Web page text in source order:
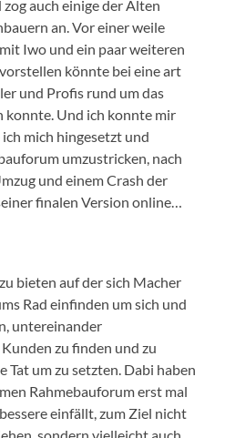
auch einige der Alten
an. Vor einer weile
Iwo und ein paar weiteren
könnte bei eine art
und Profis rund um das
konnte. Und ich konnte mir
mich hingesetzt und
umzustricken, nach
und einem Crash der
finalen Version online…
bieten auf der sich Macher
Rad einfinden um sich und
untereinander
zu finden und zu
Tat um zu setzten. Dabi haben
Rahmebauforum erst mal
einfällt, zum Ziel nicht
sondern vielleicht auch